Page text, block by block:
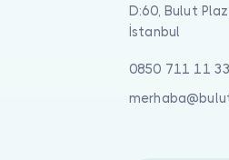
D:60, Bulut
İstanbul
0850 711 11 33